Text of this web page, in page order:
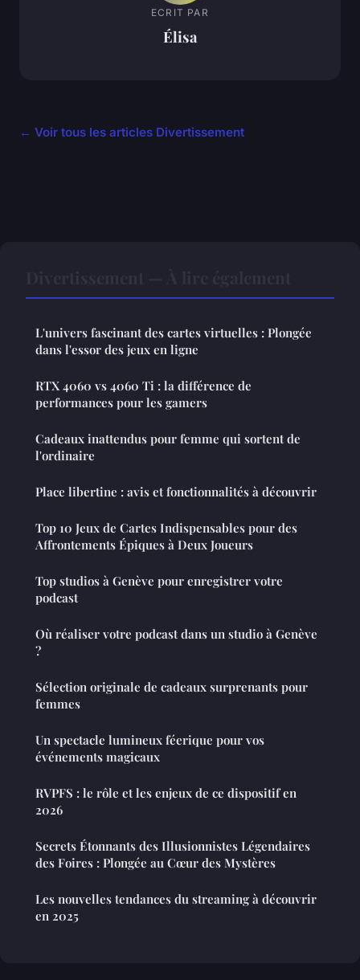
ECRIT PAR
Élisa
← Voir tous les articles Divertissement
L'univers fascinant des cartes virtuelles : Plongée
dans l'essor des jeux en ligne
RTX 4060 vs 4060 Ti : la différence de
performances pour les gamers
Cadeaux inattendus pour femme qui sortent de
l'ordinaire
Place libertine : avis et fonctionnalités à découvrir
Top 10 Jeux de Cartes Indispensables pour des
Affrontements Épiques à Deux Joueurs
Top studios à Genève pour enregistrer votre
podcast
Où réaliser votre podcast dans un studio à Genève
?
Sélection originale de cadeaux surprenants pour
femmes
Un spectacle lumineux féerique pour vos
événements magicaux
RVPFS : le rôle et les enjeux de ce dispositif en
2026
Secrets Étonnants des Illusionnistes Légendaires
des Foires : Plongée au Cœur des Mystères
Les nouvelles tendances du streaming à découvrir
en 2025